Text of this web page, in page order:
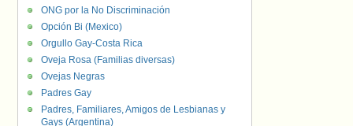
ONG por la No Discriminación
Opción Bi (Mexico)
Orgullo Gay-Costa Rica
Oveja Rosa (Familias diversas)
Ovejas Negras
Padres Gay
Padres, Familiares, Amigos de Lesbianas y
Gays (Argentina)